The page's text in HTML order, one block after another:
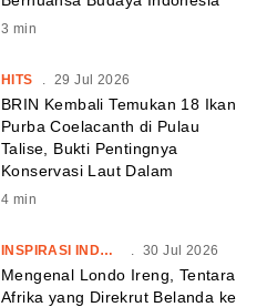
3 min
HITS 29 Jul 2026
BRIN Kembali Temukan 18 Ikan
Purba Coelacanth di Pulau
Talise, Bukti Pentingnya
Konservasi Laut Dalam
4 min
INSPIRASI INDONESIA 30 Jul 2026
Mengenal Londo Ireng, Tentara
Afrika yang Direkrut Belanda ke